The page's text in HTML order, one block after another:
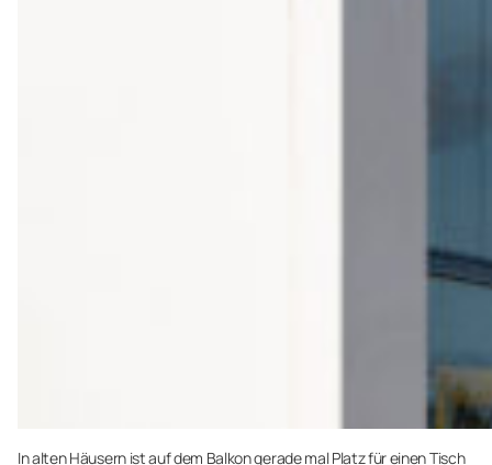
In alten Häusern ist auf dem Balkon gerade mal Platz für einen Tisch